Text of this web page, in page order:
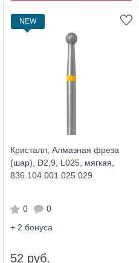
NEW
Кристалл, Алмазная фреза
(шар), D2,9, L025, мягкая,
836.104.001.025.029
0
0
+ 2 бонуса
52 руб.